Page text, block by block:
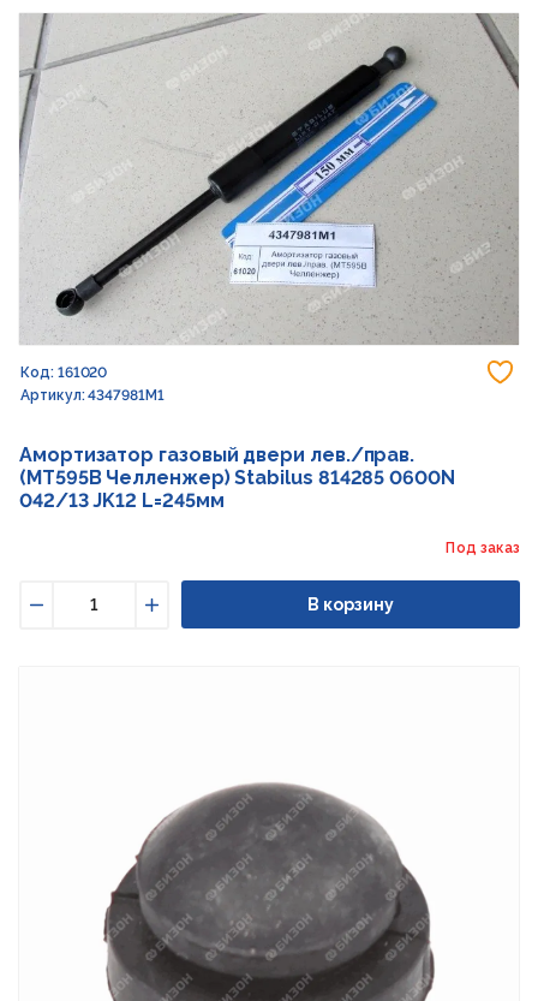
Код: 161020
Артикул: 4347981M1
Амортизатор газовый двери лев./прав.
(MT595B Челленжер) Stabilus 814285 0600N
042/13 JK12 L=245мм
Под заказ
Увеличить
В корзину